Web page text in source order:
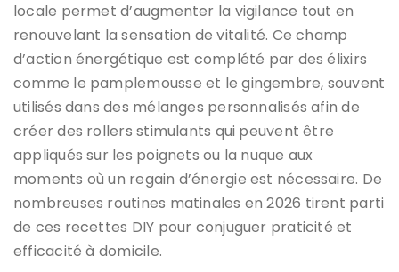
locale permet d’augmenter la vigilance tout en
renouvelant la sensation de vitalité. Ce champ
d’action énergétique est complété par des élixirs
comme le pamplemousse et le gingembre, souvent
utilisés dans des mélanges personnalisés afin de
créer des rollers stimulants qui peuvent être
appliqués sur les poignets ou la nuque aux
moments où un regain d’énergie est nécessaire. De
nombreuses routines matinales en 2026 tirent parti
de ces recettes DIY pour conjuguer praticité et
efficacité à domicile.